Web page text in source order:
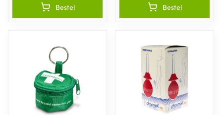
Bestel Bestel